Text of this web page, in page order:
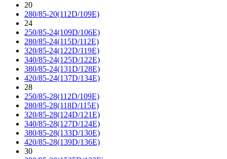
20
280/85-20(112D/109E)
24
250/85-24(109D/106E)
280/85-24(115D/112E)
320/85-24(122D/119E)
340/85-24(125D/122E)
380/85-24(131D/128E)
420/85-24(137D/134E)
28
250/85-28(112D/109E)
280/85-28(118D/115E)
320/85-28(124D/121E)
340/85-28(127D/124E)
380/85-28(133D/130E)
420/85-28(139D/136E)
30